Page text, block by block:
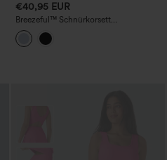
€40,95 EUR
Breezeful™ Schnürkorsett
Schnelltrocknend Micro Mini Kleid